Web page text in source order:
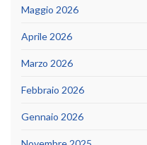
Maggio 2026
Aprile 2026
Marzo 2026
Febbraio 2026
Gennaio 2026